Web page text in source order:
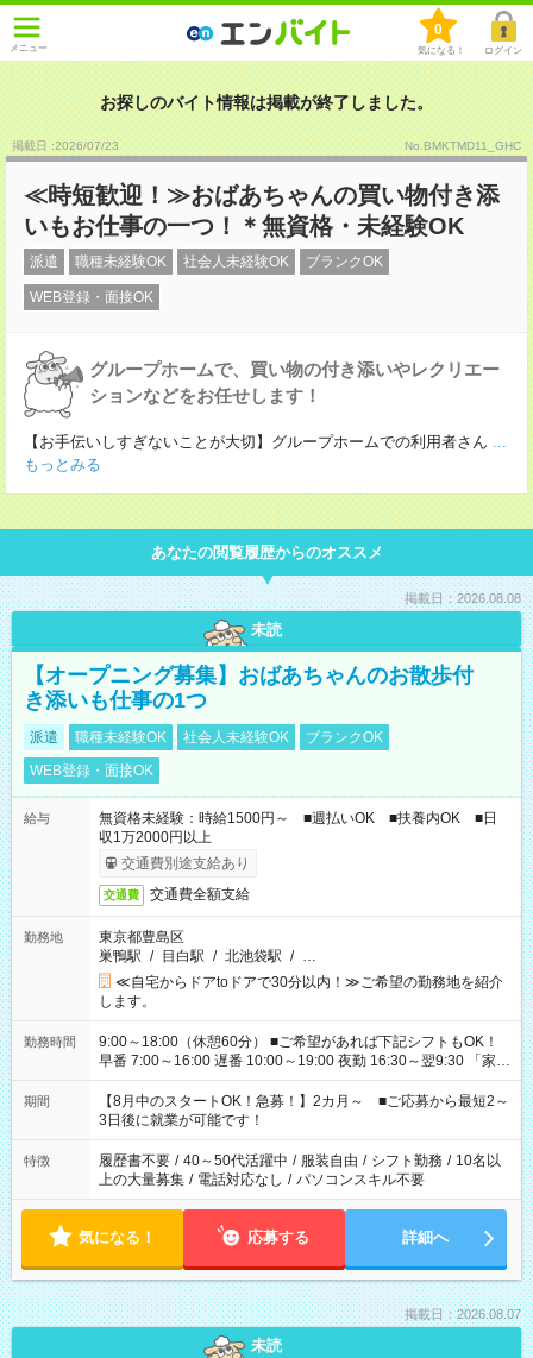
メニュー
0
気になる！ ログイン
お探しのバイト情報は掲載が終了しました。
掲載日 :2026/07/23 No.BMKTMD11_GHC
≪時短歓迎！≫おばあちゃんの買い物付き添
いもお仕事の一つ！＊無資格・未経験OK
派遣 職種未経験OK 社会人未経験OK ブランクOK
WEB登録・面接OK
グループホームで、買い物の付き添いやレクリエー
ションなどをお任せします！
【お手伝いしすぎないことが大切】グループホームでの利用者さん ...
もっとみる
あなたの閲覧履歴からのオススメ
掲載日：2026.08.08
未読
【オープニング募集】おばあちゃんのお散歩付
き添いも仕事の1つ
派遣 職種未経験OK 社会人未経験OK
ブランクOK
WEB登録・面接OK
給与
無資格未経験：時給1500円～ ■週払いOK ■扶養内OK ■日
収1万2000円以上
交通費別途支給あり
交通費 交通費全額支給
勤務地
東京都豊島区
巣鴨駅 / 目白駅 / 北池袋駅 / …
≪自宅からドアtoドアで30分以内！≫ご希望の勤務地を紹介
します。
勤務時間
9:00～18:00（休憩60分） ■ご希望があれば下記シフトもOK！
早番 7:00～16:00 遅番 10:00～19:00 夜勤 16:30～翌9:30 「家族
と休みを合わせたい」 「余裕を持って夕飯の準備がしたい」
「できれば残業はしたくない」 など、ご希望を教えてください
ね。 ※Wワーク希望の方へ 今ご覧のお仕事で希望する勤務時間
と、もう1つのお仕事の勤務時間。 合計で週40時間を超える場
合は応募できません。
期間
【8月中のスタートOK！急募！】2カ月～ ■ご応募から最短2～
3日後に就業が可能です！
特徴 履歴書不要 / 40～50代活躍中 / 服装自由 / シフト勤務 / 10名以
上の大量募集 / 電話対応なし / パソコンスキル不要
気になる！ 応募する 詳細へ
掲載日：2026.08.07
未読